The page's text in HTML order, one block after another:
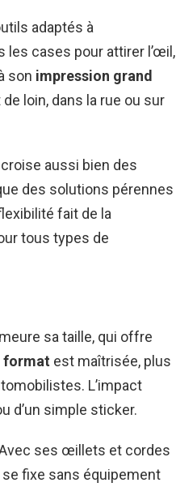
adaptés à
les cases pour attirer l’œil,
son impression grand
loin, dans la rue ou sur
aussi bien des
des solutions pérennes
fait de la
tous types de
sa taille, qui offre
format est maîtrisée, plus
L’impact
d’un simple sticker.
Avec ses œillets et cordes
se fixe sans équipement